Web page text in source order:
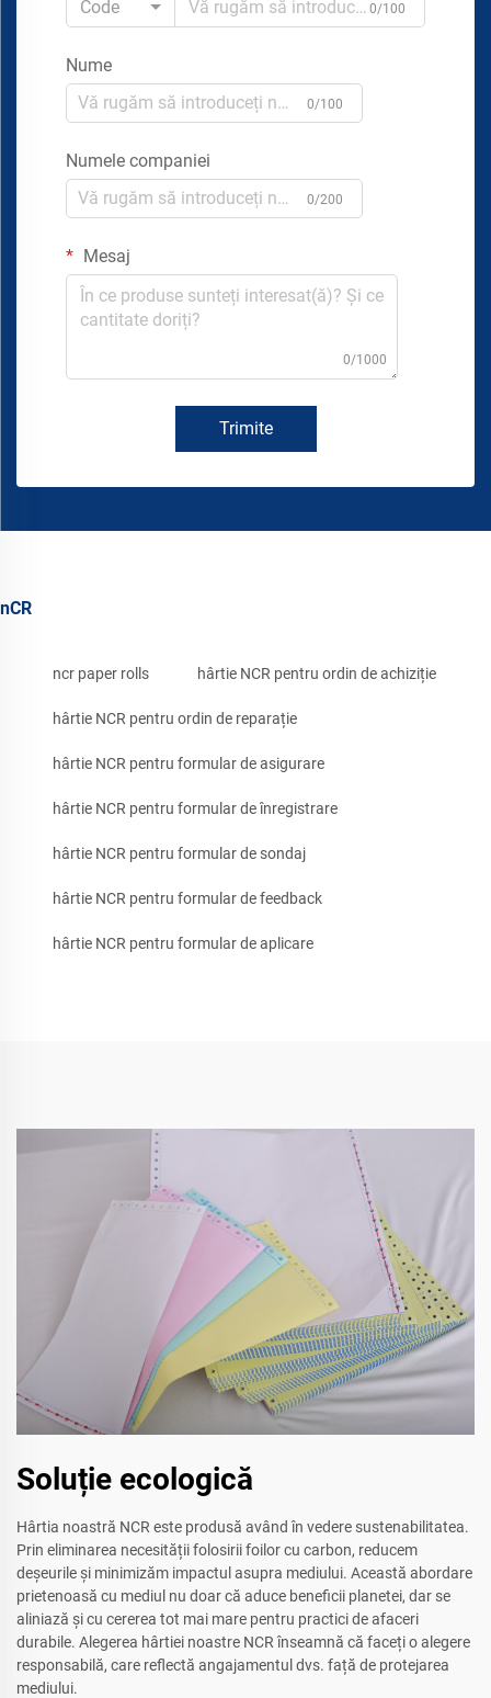
Code 0/100
Nume
0/100
Numele companiei
0/200
Mesaj
0/1000
Trimite
nCR
ncr paper rolls hârtie NCR pentru ordin de achiziție
hârtie NCR pentru ordin de reparație
hârtie NCR pentru formular de asigurare
hârtie NCR pentru formular de înregistrare
hârtie NCR pentru formular de sondaj
hârtie NCR pentru formular de feedback
hârtie NCR pentru formular de aplicare
Soluție ecologică
Hârtia noastră NCR este produsă având în vedere sustenabilitatea.
Prin eliminarea necesității folosirii foilor cu carbon, reducem
deșeurile și minimizăm impactul asupra mediului. Această abordare
prietenoasă cu mediul nu doar că aduce beneficii planetei, dar se
aliniază și cu cererea tot mai mare pentru practici de afaceri
durabile. Alegerea hârtiei noastre NCR înseamnă că faceți o alegere
responsabilă, care reflectă angajamentul dvs. față de protejarea
mediului.